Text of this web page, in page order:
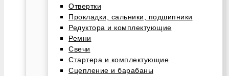
Отвертки
Прокладки, сальники, подшипники
Редуктора и комплектующие
Ремни
Свечи
Стартера и комплектующие
Сцепление и барабаны